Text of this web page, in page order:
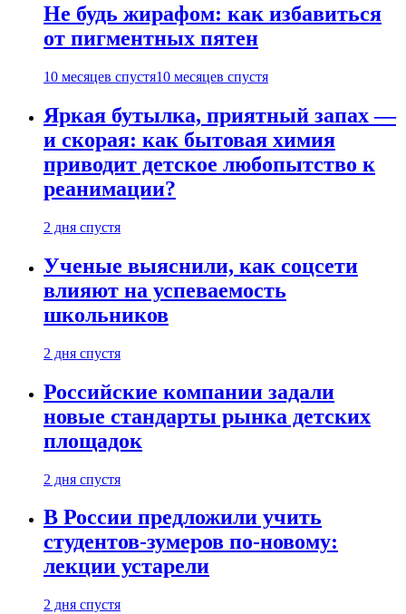
Не будь жирафом: как избавиться
от пигментных пятен
10 месяцев спустя10 месяцев спустя
Яркая бутылка, приятный запах —
и скорая: как бытовая химия
приводит детское любопытство к
реанимации?
2 дня спустя
Ученые выяснили, как соцсети
влияют на успеваемость
школьников
2 дня спустя
Российские компании задали
новые стандарты рынка детских
площадок
2 дня спустя
В России предложили учить
студентов-зумеров по-новому:
лекции устарели
2 дня спустя